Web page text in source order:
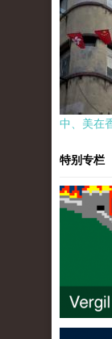
中、美在
特别专栏